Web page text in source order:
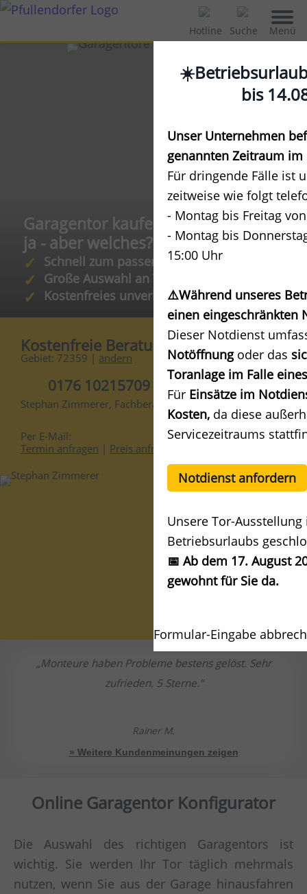
Hotline Suche Menü
Garagentor kaufen mit Einbau:
ja - aber welches?
Schnell zum passenden Tor
Große Auswahl an Typen, Farben, Extras
Kostenfreies unverbindliches Angebot
Kostenfreie Beratung
Gebiet: 72359 | ändern
0176 10215709
Stephan Zimmerer, Fachberater
Per E-Mail:
Termin anfragen | Preis anfragen
Monteure haben Probleme bestens gelöst. Sehr
zufrieden. 5 Sterne.
Rainer M.
» Weitere Kundenmeinungen zeigen
Online Garagentor Konfigurator
Die Auswahl des richtigen Garagentors ist
wichtig. Sie werden Ihr Tor täglich mehrmals
nutzen, wenn Sie aus der Garage hinausfahren
bis
Unser Unternehmen
genannten Zeitraum
Für dringende Fälle ist
zeitweise wie folgt
- Montag bis Freitag
- Montag bis
15:00 Uhr
⚠️Während unseres
einen eingeschränkten
Dieser Notdienst
Notöffnung oder das
Toranlage im Falle
Für Einsätze im
Kosten, da diese
Servicezeitraums
Notdienst anfordern
Unsere Tor-
Betriebsurlaubs
📅 Ab dem 17. August
gewohnt für Sie da.
Formular-Eingabe